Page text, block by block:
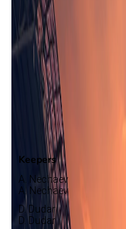
Opstelling nog niet bekend
Dynamo Brest
Keepers
A. Nechaev
A. Nechaev
D. Dudar
D. Dudar